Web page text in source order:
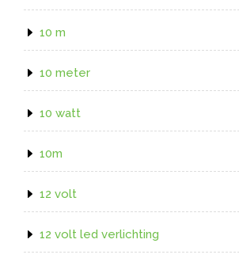
10 m
10 meter
10 watt
10m
12 volt
12 volt led verlichting